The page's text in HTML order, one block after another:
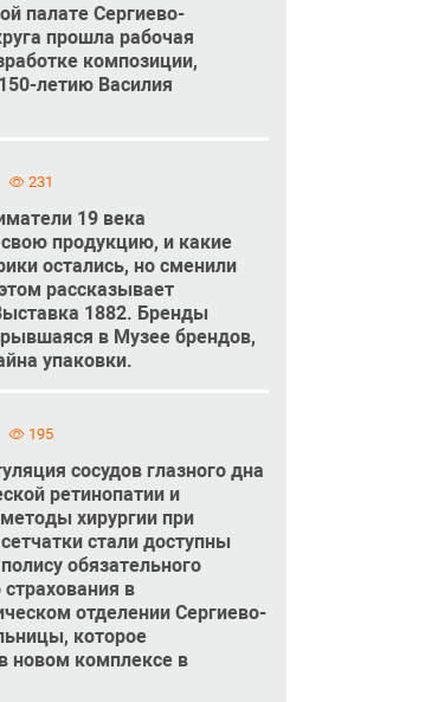
палате Сергиево-
прошла рабочая
композиции,
летию Василия
231
19 века
продукцию, и какие
остались, но сменили
рассказывает
1882. Бренды
в Музее брендов,
упаковки.
195
сосудов глазного дна
ретинопатии и
хирургии при
стали доступны
обязательного
в
отделении Сергиево-
которое
новом комплексе в